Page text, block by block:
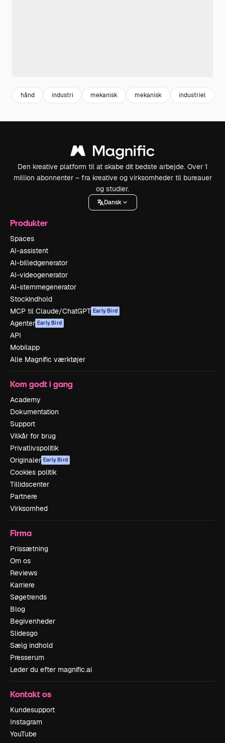
hånd industri mekanisk mekanisk industriel
Den kreative platform til at skabe dit bedste arbejde. Over 1
million abonnenter – fra kreative og virksomheder til bureauer
og studier.
Dansk
Produkter
Spaces
AI-assistent
AI-billedgenerator
AI-videogenerator
AI-stemmegenerator
Stockindhold
MCP til Claude/ChatGPT Early Bird
Agenter Early Bird
API
Mobilapp
Alle Magnific værktøjer
Kom godt i gang
Academy
Dokumentation
Support
Vilkår for brug
Privatlivspolitik
Originaler Early Bird
Cookies politik
Tillidscenter
Partnere
Virksomhed
Firma
Prissætning
Om os
Reviews
Karriere
Søgetrends
Blog
Begivenheder
Slidesgo
Sælg indhold
Presserum
Leder du efter magnific.ai
Kontakt os
Kundesupport
Instagram
YouTube